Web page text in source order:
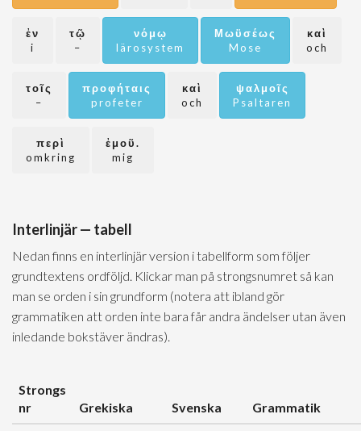
ἐν
i
τῷ
–
νόμῳ
lärosystem
Μωϋσέως
Mose
καὶ
och
τοῖς
–
προφήταις
profeter
καὶ
och
ψαλμοῖς
Psaltaren
περὶ
omkring
ἐμοῦ.
mig
Interlinjär — tabell
Nedan finns en interlinjär version i tabellform som följer
grundtextens ordföljd. Klickar man på strongsnumret så kan
man se orden i sin grundform (notera att ibland gör
grammatiken att orden inte bara får andra ändelser utan även
inledande bokstäver ändras).
Strongs
nr
Grekiska Svenska Grammatik